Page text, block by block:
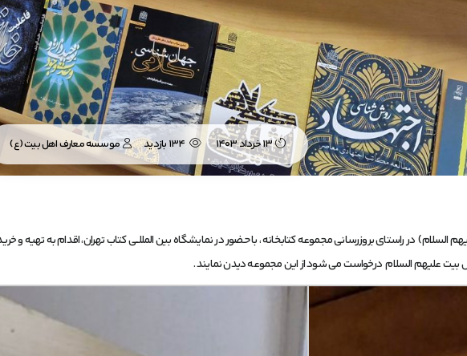
13 خرداد 1403 134 بازدید موسسه معارف اهل بیت (ع)
در راستای بروزرسانی مجموعه کتابخانه ، با حضور در نمایشگاه بین المللـــی کتاب تهران، اقدام به تهیه و
بیت علیهم السلام درخواست می شود از این مجموعه دیدن نمایند .